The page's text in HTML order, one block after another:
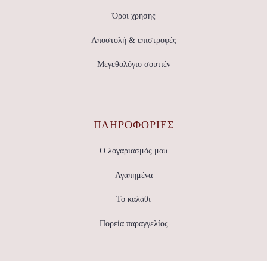
Όροι χρήσης
Αποστολή & επιστροφές
Μεγεθολόγιο σουτιέν
ΠΛΗΡΟΦΟΡΙΕΣ
Ο λογαριασμός μου
Αγαπημένα
Το καλάθι
Πορεία παραγγελίας